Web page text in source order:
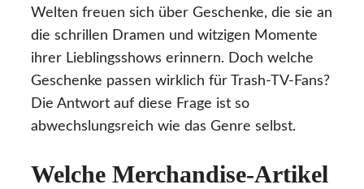
Welten freuen sich über Geschenke, die sie an
die schrillen Dramen und witzigen Momente
ihrer Lieblingsshows erinnern. Doch welche
Geschenke passen wirklich für Trash-TV-Fans?
Die Antwort auf diese Frage ist so
abwechslungsreich wie das Genre selbst.
Welche Merchandise-Artikel